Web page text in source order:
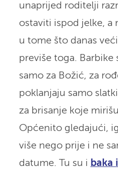
unaprijed roditelji
ostaviti ispod jelke, a
u tome što danas
previše toga. Barbike
samo za Božić, za
poklanjaju samo
za brisanje koje
Općenito gledajući,
više nego prije i ne
datume. Tu su i baka